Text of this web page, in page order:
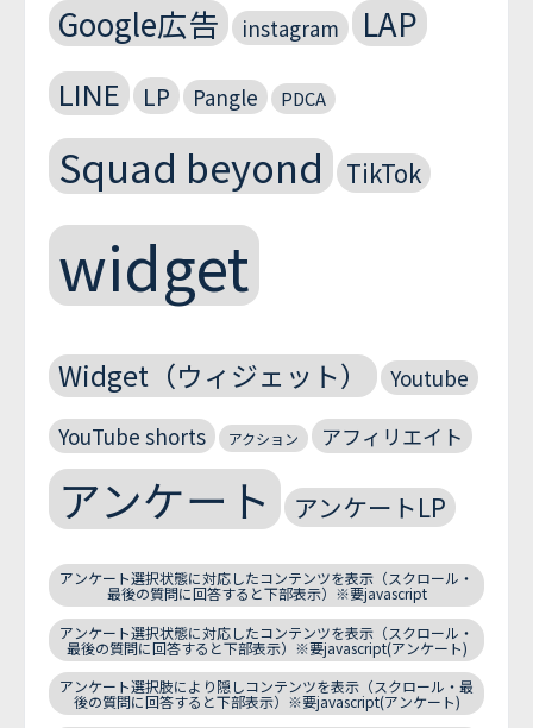
Google広告 instagram LAP
LINE LP Pangle PDCA
Squad beyond TikTok
widget
Widget（ウィジェット）
Youtube
YouTube shorts
アクション アフィリエイト
アンケート アンケートLP
アンケート選択状態に対応したコンテンツを表示（スクロール・
最後の質問に回答すると下部表示）※要javascript
アンケート選択状態に対応したコンテンツを表示（スクロール・
最後の質問に回答すると下部表示）※要javascript(アンケート)
アンケート選択肢により隠しコンテンツを表示（スクロール・最
後の質問に回答すると下部表示）※要javascript(アンケート)